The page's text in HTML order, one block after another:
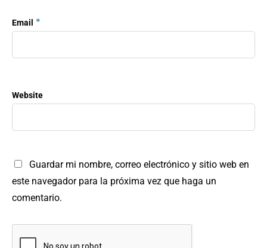
Email *
Website
Guardar mi nombre, correo electrónico y sitio web en
este navegador para la próxima vez que haga un
comentario.